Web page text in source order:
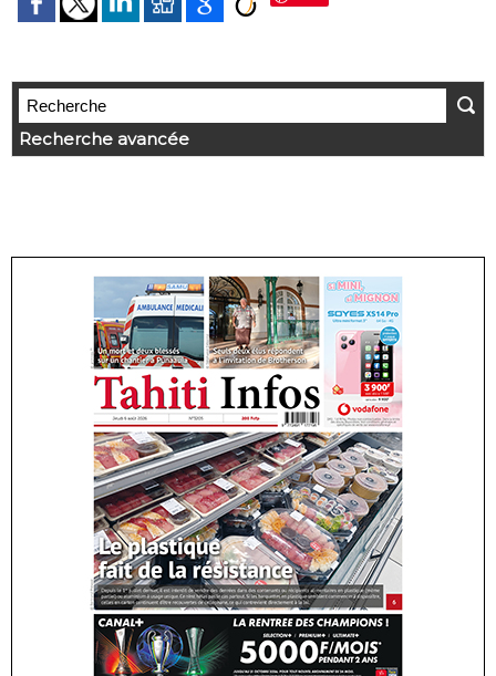
Recherche avancée